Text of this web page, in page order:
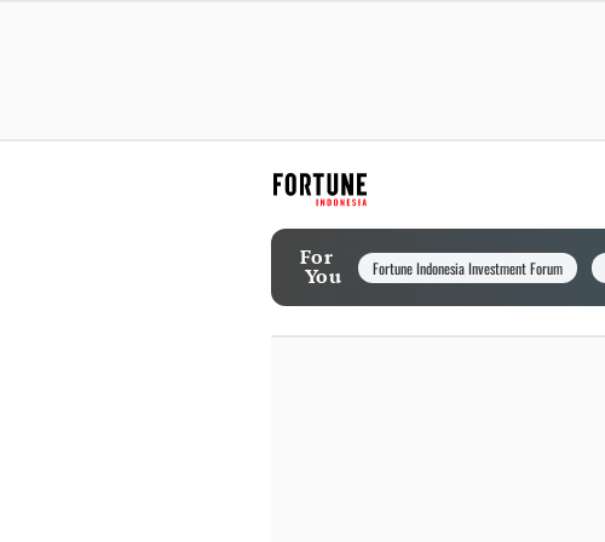
For
You Fortune Indonesia Investment Forum